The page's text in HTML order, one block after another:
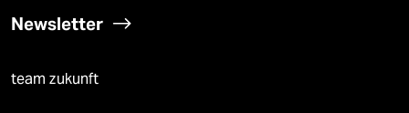
Newsletter
team zukunft